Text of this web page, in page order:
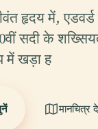
हृदय में,
सदी के
में खड़ा ह
मानचित्र